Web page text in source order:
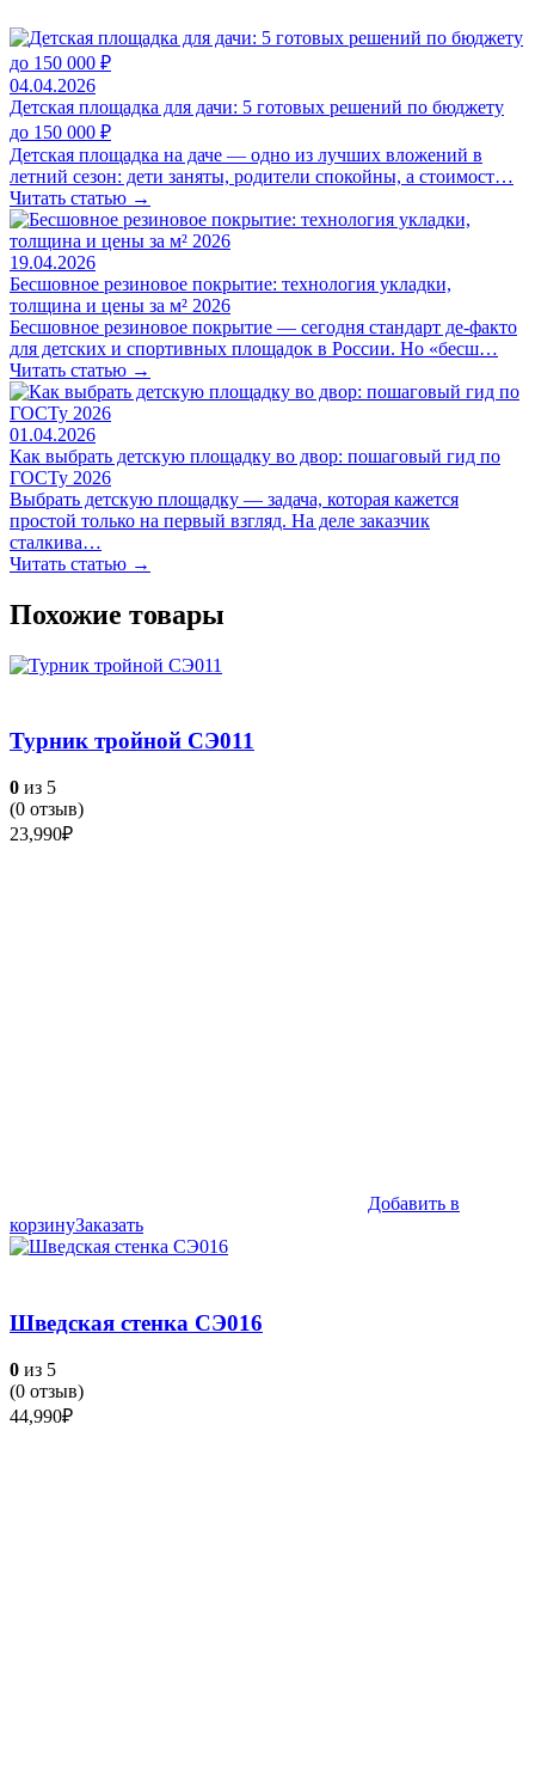
04.04.2026
Детская площадка для дачи: 5 готовых решений по бюджету
до 150 000 ₽
Детская площадка на даче — одно из лучших вложений в
летний сезон: дети заняты, родители спокойны, а стоимост…
Читать статью →
19.04.2026
Бесшовное резиновое покрытие: технология укладки,
толщина и цены за м² 2026
Бесшовное резиновое покрытие — сегодня стандарт де-факто
для детских и спортивных площадок в России. Но «бесш…
Читать статью →
01.04.2026
Как выбрать детскую площадку во двор: пошаговый гид по
ГОСТу 2026
Выбрать детскую площадку — задача, которая кажется
простой только на первый взгляд. На деле заказчик
сталкива…
Читать статью →
Похожие товары
Турник тройной СЭ011
0 из 5
(0 отзыв)
23,990₽
Добавить в
корзинуЗаказать
Шведская стенка СЭ016
0 из 5
(0 отзыв)
44,990₽